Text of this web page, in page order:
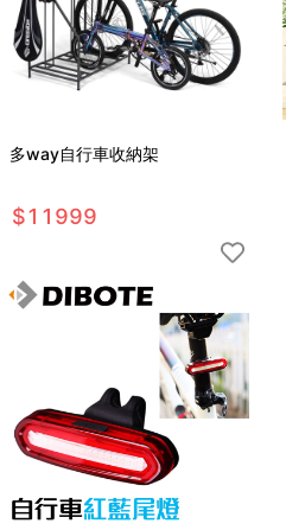
多way自行車收納架
$11999